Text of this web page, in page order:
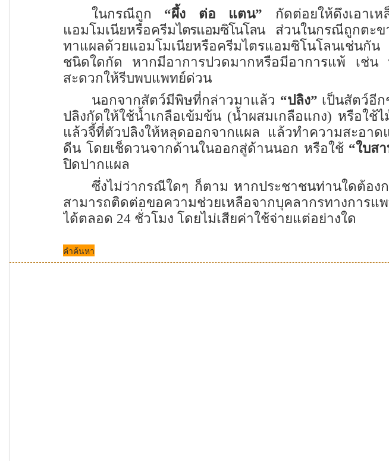
ในกรณีถูก “ผึ้ง ต่อ แตน” กัดต่อยให้ดึงเอาเ
แอมโมเนียหรือครีมไตรแอมซิโนโลน ส่วนในกรณีถูกตะ
ทาแผลด้วยแอมโมเนียหรือครีมไตรแอมซิโนโลนเช่น
ชนิดใดกัด หากมีอาการปวดมากหรือมีอาการแพ้ เช่น
สะดวกให้รีบพบแพทย์ด่วน
นอกจากสัตว์มีพิษที่กล่าวมาแล้ว “ปลิง” เป็นสัตว์อี
ปลิงกัดให้ใช้น้ำเกลือเข้มข้น (น้ำผสมเกลือแกง) หรือใช้
แล้วจี้ที่ตัวปลิงให้หลุดออกจากแผล แล้วทำความสะอาด
ดีน โดยเช็ดวนจากด้านในออกสู่ด้านนอก หรือใช้ “ใบส
ปิดปากแผล
ซึ่งไม่ว่ากรณีใดๆ ก็ตาม หากประชาชนท่านใดต้อง
สามารถติดต่อขอความช่วยเหลือจากบุคลากรทางการแ
ได้ตลอด 24 ชั่วโมง โดยไม่เสียค่าใช้จ่ายแต่อย่างใด
คำค้นหา